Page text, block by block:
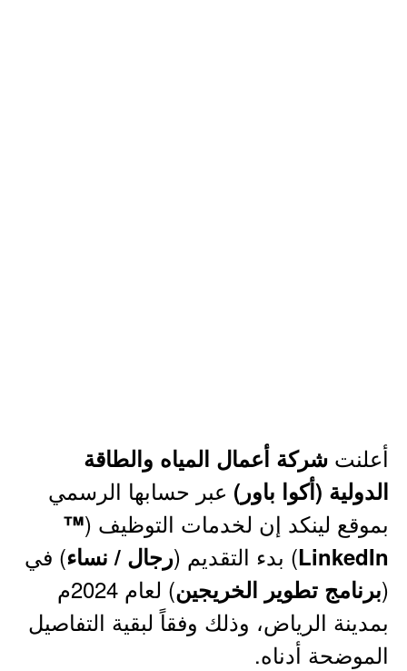
أعلنت شركة أعمال المياه والطاقة
الدولية (أكوا باور) عبر حسابها الرسمي
بموقع لينكد إن لخدمات التوظيف (™
LinkedIn) بدء التقديم (رجال / نساء) في
(برنامج تطوير الخريجين
) لعام 2024م
بمدينة الرياض، وذلك وفقاً لبقية التفاصيل
الموضحة أدناه.